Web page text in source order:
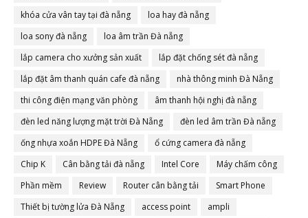
khóa cửa vân tay tại đà nẵng
loa hay đà nẵng
loa sony đà nẵng
loa âm trần Đà nẵng
lắp camera cho xưởng sản xuất
lắp đặt chống sét đà nẵng
lắp đặt âm thanh quán cafe đà nẵng
nhà thông minh Đà Nẵng
thi công điện mạng văn phòng
âm thanh hội nghị đà nẵng
đèn led năng lượng mặt trời Đà Nẵng
đèn led âm trần Đà nẵng
ống nhựa xoắn HDPE Đà Nẵng
ổ cứng camera đà nẵng
Chip K
Cân bằng tải đà nẵng Intel Core
Máy chấm công
Phần mềm
Review Router cân bằng tải
Smart Phone
Thiết bị tường lửa Đà Nẵng
access point
ampli